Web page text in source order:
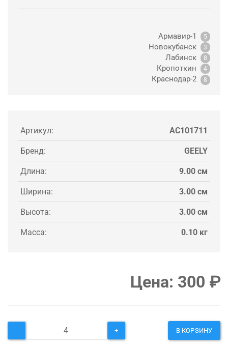
Армавир-1 5
Новокубанск 3
Лабинск 8
Кропоткин 4
Краснодар-2 8
Артикул: AC101711
Бренд: GEELY
Длина: 9.00 см
Ширина: 3.00 см
Высота: 3.00 см
Масса: 0.10 кг
Цена: 300 ₽
- + В КОРЗИНУ